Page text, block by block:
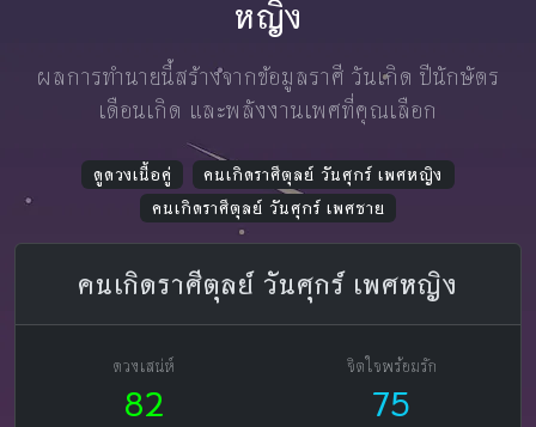
หญิง
ผลการทำนายนี้สร้างจากข้อมูลราศี วันเกิด ปีนักษัตร
เดือนเกิด และพลังงานเพศที่คุณเลือก
ดูดวงเนื้อคู่
คนเกิดราศีตุลย์ วันศุกร์ เพศหญิง
คนเกิดราศีตุลย์ วันศุกร์ เพศชาย
คนเกิดราศีตุลย์ วันศุกร์ เพศหญิง
ดวงเสน่ห์
82
จิตใจพร้อมรัก
75